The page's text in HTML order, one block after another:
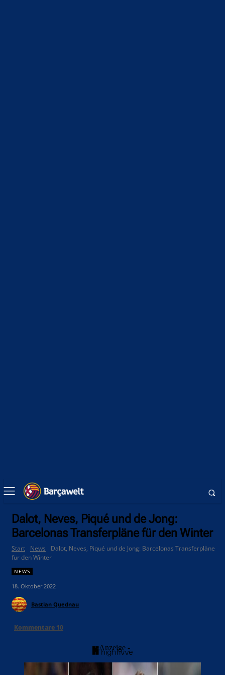
Dalot, Neves, Piqué und de Jong:
Barcelonas Transferpläne für den Winter
Start News
Dalot, Neves, Piqué und de Jong: Barcelonas Transferpläne
für den Winter
NEWS
18. Oktober 2022
Bastian Quednau
Kommentare 10
- Anzeige -